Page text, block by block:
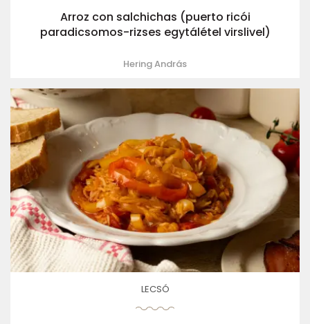
Arroz con salchichas (puerto ricói
paradicsomos-rizses egytálétel virslivel)
Hering András
LECSÓ